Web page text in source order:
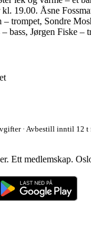
19.00. Åsne
trompet, Sondre
bass, Jørgen Fiske –
· Avbestill inntil 12 t
Ett medlemskap.